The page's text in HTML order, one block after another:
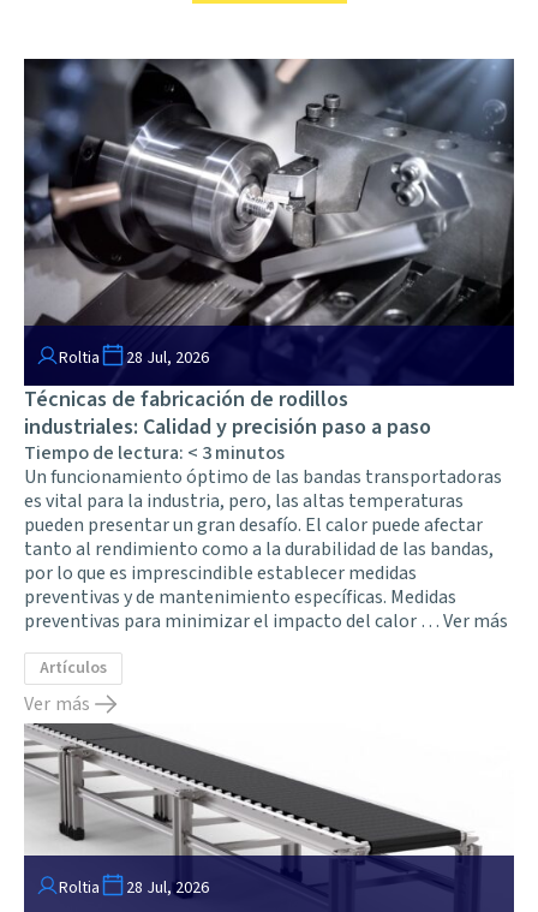
Roltia 28 Jul, 2026
Técnicas de fabricación de rodillos
industriales: Calidad y precisión paso a paso
Tiempo de lectura: < 3minutos
Un funcionamiento óptimo de las bandas transportadoras
es vital para la industria, pero, las altas temperaturas
pueden presentar un gran desafío. El calor puede afectar
tanto al rendimiento como a la durabilidad de las bandas,
por lo que es imprescindible establecer medidas
preventivas y de mantenimiento específicas. Medidas
preventivas para minimizar el impacto del calor …Ver más
Artículos
Ver más
Roltia 28 Jul, 2026